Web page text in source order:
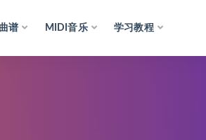
谱 MIDI音乐 学习教程